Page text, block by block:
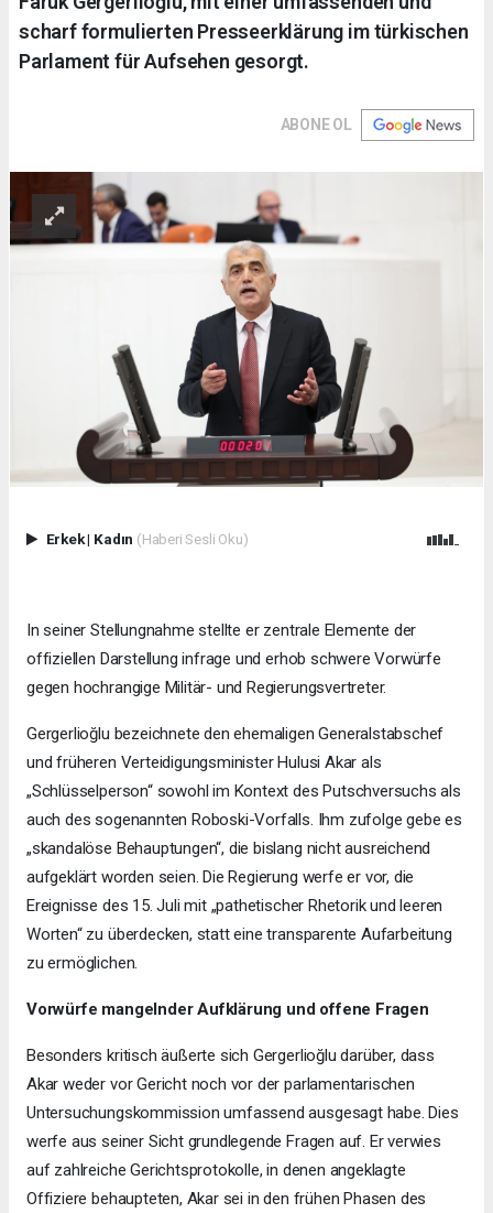
scharf formulierten Presseerklärung im türkischen
Parlament für Aufsehen gesorgt.
ABONE OL
Erkek| Kadın (Haberi Sesli Oku)
In seiner Stellungnahme stellte er zentrale Elemente der
offiziellen Darstellung infrage und erhob schwere Vorwürfe
gegen hochrangige Militär- und Regierungsvertreter.
Gergerlioğlu bezeichnete den ehemaligen Generalstabschef
und früheren Verteidigungsminister Hulusi Akar als
„Schlüsselperson“ sowohl im Kontext des Putschversuchs als
auch des sogenannten Roboski-Vorfalls. Ihm zufolge gebe es
„skandalöse Behauptungen“, die bislang nicht ausreichend
aufgeklärt worden seien. Die Regierung werfe er vor, die
Ereignisse des 15. Juli mit „pathetischer Rhetorik und leeren
Worten“ zu überdecken, statt eine transparente Aufarbeitung
zu ermöglichen.
Vorwürfe mangelnder Aufklärung und offene Fragen
Besonders kritisch äußerte sich Gergerlioğlu darüber, dass
Akar weder vor Gericht noch vor der parlamentarischen
Untersuchungskommission umfassend ausgesagt habe. Dies
werfe aus seiner Sicht grundlegende Fragen auf. Er verwies
auf zahlreiche Gerichtsprotokolle, in denen angeklagte
Offiziere behaupteten, Akar sei in den frühen Phasen des